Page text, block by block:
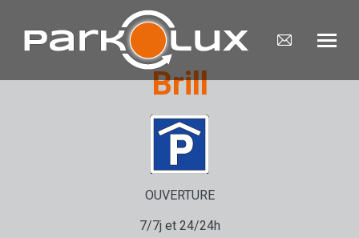
Mail
Brill
OUVERTURE
7/7j et 24/24h